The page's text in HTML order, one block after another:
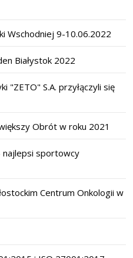
Wschodniej 9-10.06.2022
Białystok 2022
"ZETO" S.A. przyłączyli się
Obrót w roku 2021
najlepsi sportowcy
Centrum Onkologii w